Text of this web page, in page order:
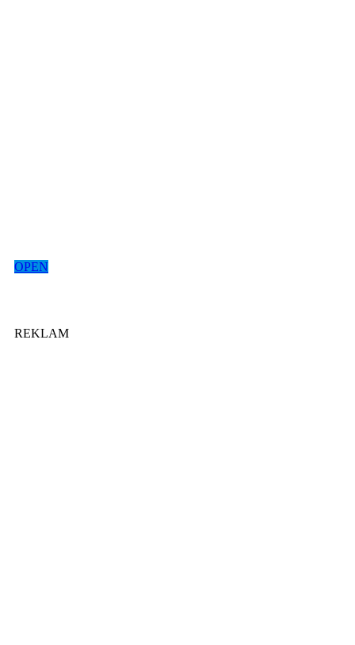
OPEN
REKLAM